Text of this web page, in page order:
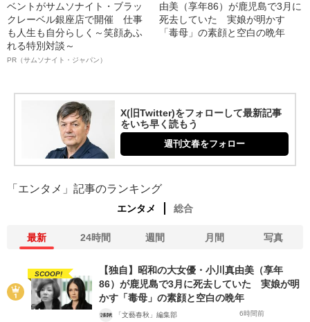
ベントがサムソナイト・ブラッ
クレーベル銀座店で開催 仕事
も人生も自分らしく～笑顔あふ
れる特別対談～
PR（サムソナイト・ジャパン）
由美（享年86）が鹿児島で3月に
死去していた 実娘が明かす
「毒母」の素顔と空白の晩年
X(旧Twitter)をフォローして最新記事
をいち早く読もう
週刊文春をフォロー
「エンタメ」記事のランキング
エンタメ 総合
最新 24時間 週間 月間 写真
SCOOP!
【独自】昭和の大女優・小川真由美（享年
86）が鹿児島で3月に死去していた 実娘が明
かす「毒母」の素顔と空白の晩年
「文藝春秋」編集部 6時間前